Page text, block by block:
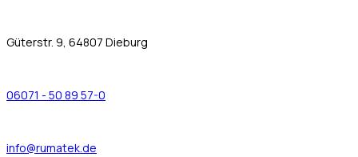
Güterstr. 9, 64807 Dieburg
06071 - 50 89 57-0
info@rumatek.de